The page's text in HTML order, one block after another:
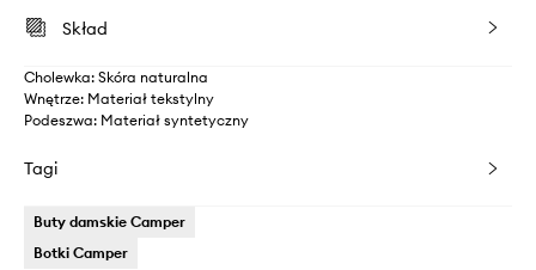
Skład
Cholewka: Skóra naturalna
Wnętrze: Materiał tekstylny
Podeszwa: Materiał syntetyczny
Tagi
Buty damskie Camper
Botki Camper